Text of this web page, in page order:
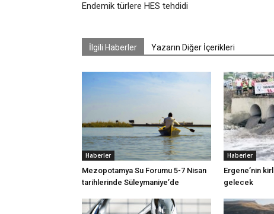
Endemik türlere HES tehdidi
İlgili Haberler Yazarın Diğer İçerikleri
Haberler
Mezopotamya Su Forumu 5-7 Nisan
tarihlerinde Süleymaniye’de
Haberler
Ergene’nin
gelecek